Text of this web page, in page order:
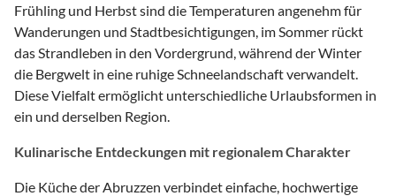
Frühling und Herbst sind die Temperaturen angenehm für
Wanderungen und Stadtbesichtigungen, im Sommer rückt
das Strandleben in den Vordergrund, während der Winter
die Bergwelt in eine ruhige Schneelandschaft verwandelt.
Diese Vielfalt ermöglicht unterschiedliche Urlaubsformen in
ein und derselben Region.
Kulinarische Entdeckungen mit regionalem Charakter
Die Küche der Abruzzen verbindet einfache, hochwertige